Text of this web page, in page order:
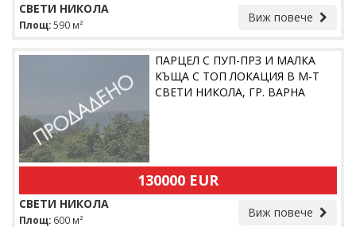
Виж повече
СВЕТИ НИКОЛА
Площ:590 м²
ПАРЦЕЛ С ПУП-ПРЗ И МАЛКА
КЪЩА С ТОП ЛОКАЦИЯ В М-Т
СВЕТИ НИКОЛА, ГР. ВАРНА
130000 EUR
Виж повече
СВЕТИ НИКОЛА
Площ: 600 м²